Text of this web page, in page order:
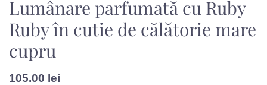
Lumânare parfumată cu Ruby
Ruby în cutie de călătorie mare
cupru
105.00 lei